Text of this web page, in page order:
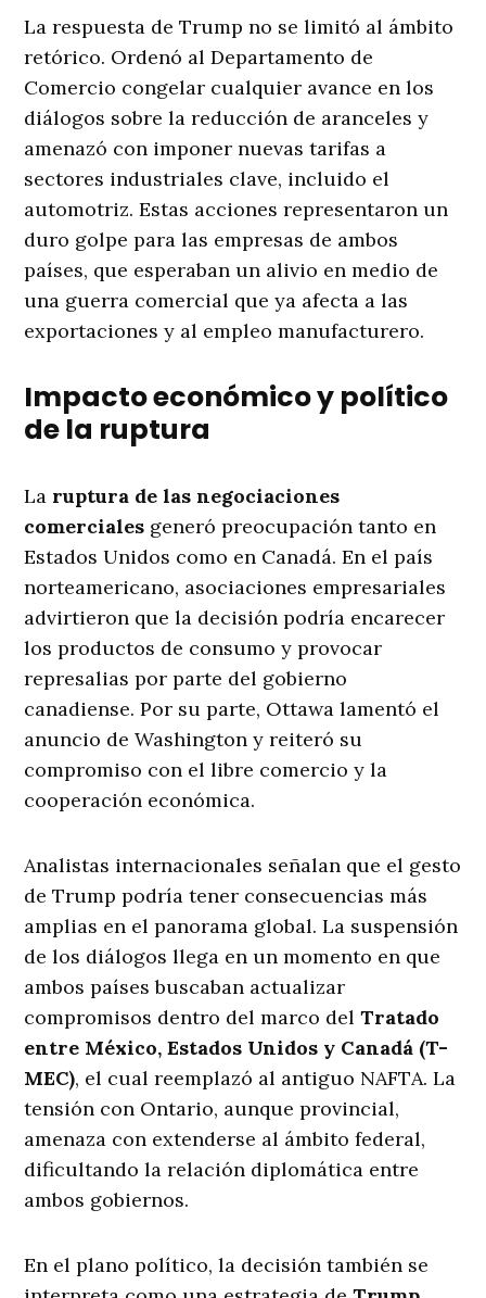
La respuesta de Trump no se limitó al ámbito
retórico. Ordenó al Departamento de
Comercio congelar cualquier avance en los
diálogos sobre la reducción de aranceles y
amenazó con imponer nuevas tarifas a
sectores industriales clave, incluido el
automotriz. Estas acciones representaron un
duro golpe para las empresas de ambos
países, que esperaban un alivio en medio de
una guerra comercial que ya afecta a las
exportaciones y al empleo manufacturero.
Impacto económico y político
de la ruptura
La ruptura de las negociaciones
comerciales generó preocupación tanto en
Estados Unidos como en Canadá. En el país
norteamericano, asociaciones empresariales
advirtieron que la decisión podría encarecer
los productos de consumo y provocar
represalias por parte del gobierno
canadiense. Por su parte, Ottawa lamentó el
anuncio de Washington y reiteró su
compromiso con el libre comercio y la
cooperación económica.
Analistas internacionales señalan que el gesto
de Trump podría tener consecuencias más
amplias en el panorama global. La suspensión
de los diálogos llega en un momento en que
ambos países buscaban actualizar
compromisos dentro del marco delTratado
entre México, Estados Unidos y Canadá (T-
MEC), el cual reemplazó al antiguo NAFTA. La
tensión con Ontario, aunque provincial,
amenaza con extenderse al ámbito federal,
dificultando la relación diplomática entre
ambos gobiernos.
En el plano político, la decisión también se